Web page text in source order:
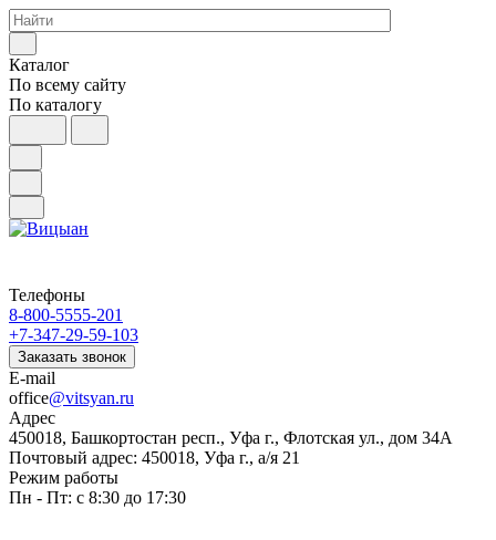
Каталог
По всему сайту
По каталогу
Телефоны
8-800-5555-201
+7-347-29-59-103
Заказать звонок
E-mail
office@vitsyan.ru
Адрес
450018, Башкортостан респ., Уфа г., Флотская ул., дом 34А
Почтовый адрес: 450018, Уфа г., а/я 21
Режим работы
Пн - Пт: с 8:30 до 17:30